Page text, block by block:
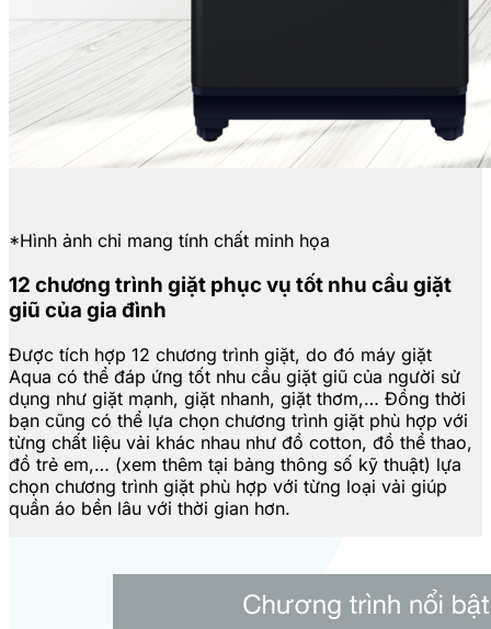
*Hình ảnh chỉ mang tính chất minh họa
12 chương trình giặt phục vụ tốt nhu cầu giặt
giũ của gia đình
Được tích hợp 12 chương trình giặt, do đó máy giặt
Aqua có thể đáp ứng tốt nhu cầu giặt giũ của người sử
dụng như giặt mạnh, giặt nhanh, giặt thơm,… Đồng thời
bạn cũng có thể lựa chọn chương trình giặt phù hợp với
từng chất liệu vải khác nhau như đồ cotton, đồ thể thao,
đồ trẻ em,… (xem thêm tại bảng thông số kỹ thuật) lựa
chọn chương trình giặt phù hợp với từng loại vải giúp
quần áo bền lâu với thời gian hơn.